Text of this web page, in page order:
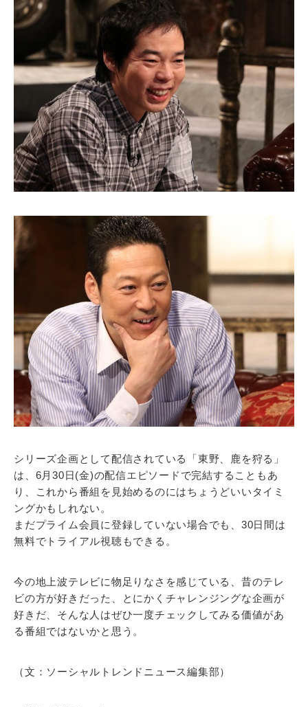
シリーズ企画として配信されている「東野、鹿を狩る」
は、6月30日(金)の配信エピソードで完結することもあ
り、これから番組を見始めるのにはちょうどいいタイミ
ングかもしれない。
まだプライム会員に登録していない場合でも、30日間は
無料でトライアル視聴もできる。
今の地上波テレビに物足りなさを感じている、昔のテレ
ビの方が好きだった、とにかくチャレンジングな企画が
好きだ、そんな人はぜひ一度チェックしてみる価値があ
る番組ではないかと思う。
（文：ソーシャルトレンドニュース編集部）